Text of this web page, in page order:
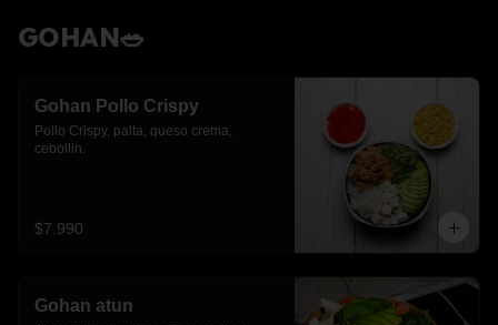
GOHAN🥗
Gohan Pollo Crispy
Pollo Crispy, palta, queso crema,
cebollin.
$7.990
Gohan atun